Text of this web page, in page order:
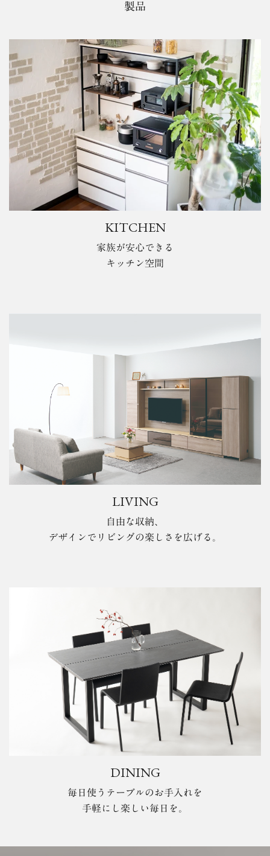
製品
KITCHEN
家族が安心できる
キッチン空間
LIVING
自由な収納、
デザインでリビングの楽しさを広げる。
DINING
毎日使うテーブルのお手入れを
手軽にし楽しい毎日を。